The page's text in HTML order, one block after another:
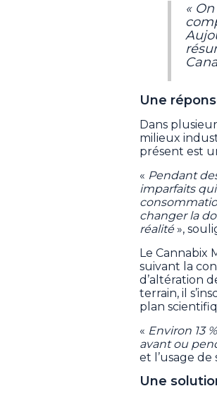
«
Une
Dans
milieux
présent est
« Pendant
imparfaits
changer la
réalité»,
Le Cannabix
suivant la
d’altération
terrain, il
plan
« Environ 13
avant ou
et l’usage de
Une